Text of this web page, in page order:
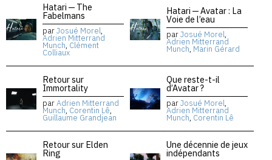
Hatari — The
Fabelmans
parJosué Morel,
Adrien Mitterrand
Munch, Clément
Colliaux
Hatari — Avatar : La
Voie de l’eau
parJosué Morel,
Adrien Mitterrand
Munch, Marin Gérard
Retour sur
Immortality
parAdrien Mitterrand
Munch, Corentin Lê,
Guillaume Grandjean
Que reste-t-il
d’Avatar ?
parJosué Morel,
Adrien Mitterrand
Munch, Corentin Lê
Retour sur Elden
Ring
Une décennie de jeux
indépendants